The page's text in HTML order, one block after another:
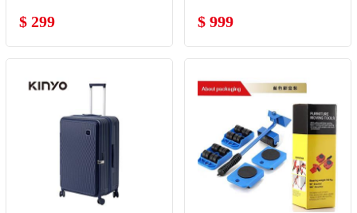
$ 299 $ 999